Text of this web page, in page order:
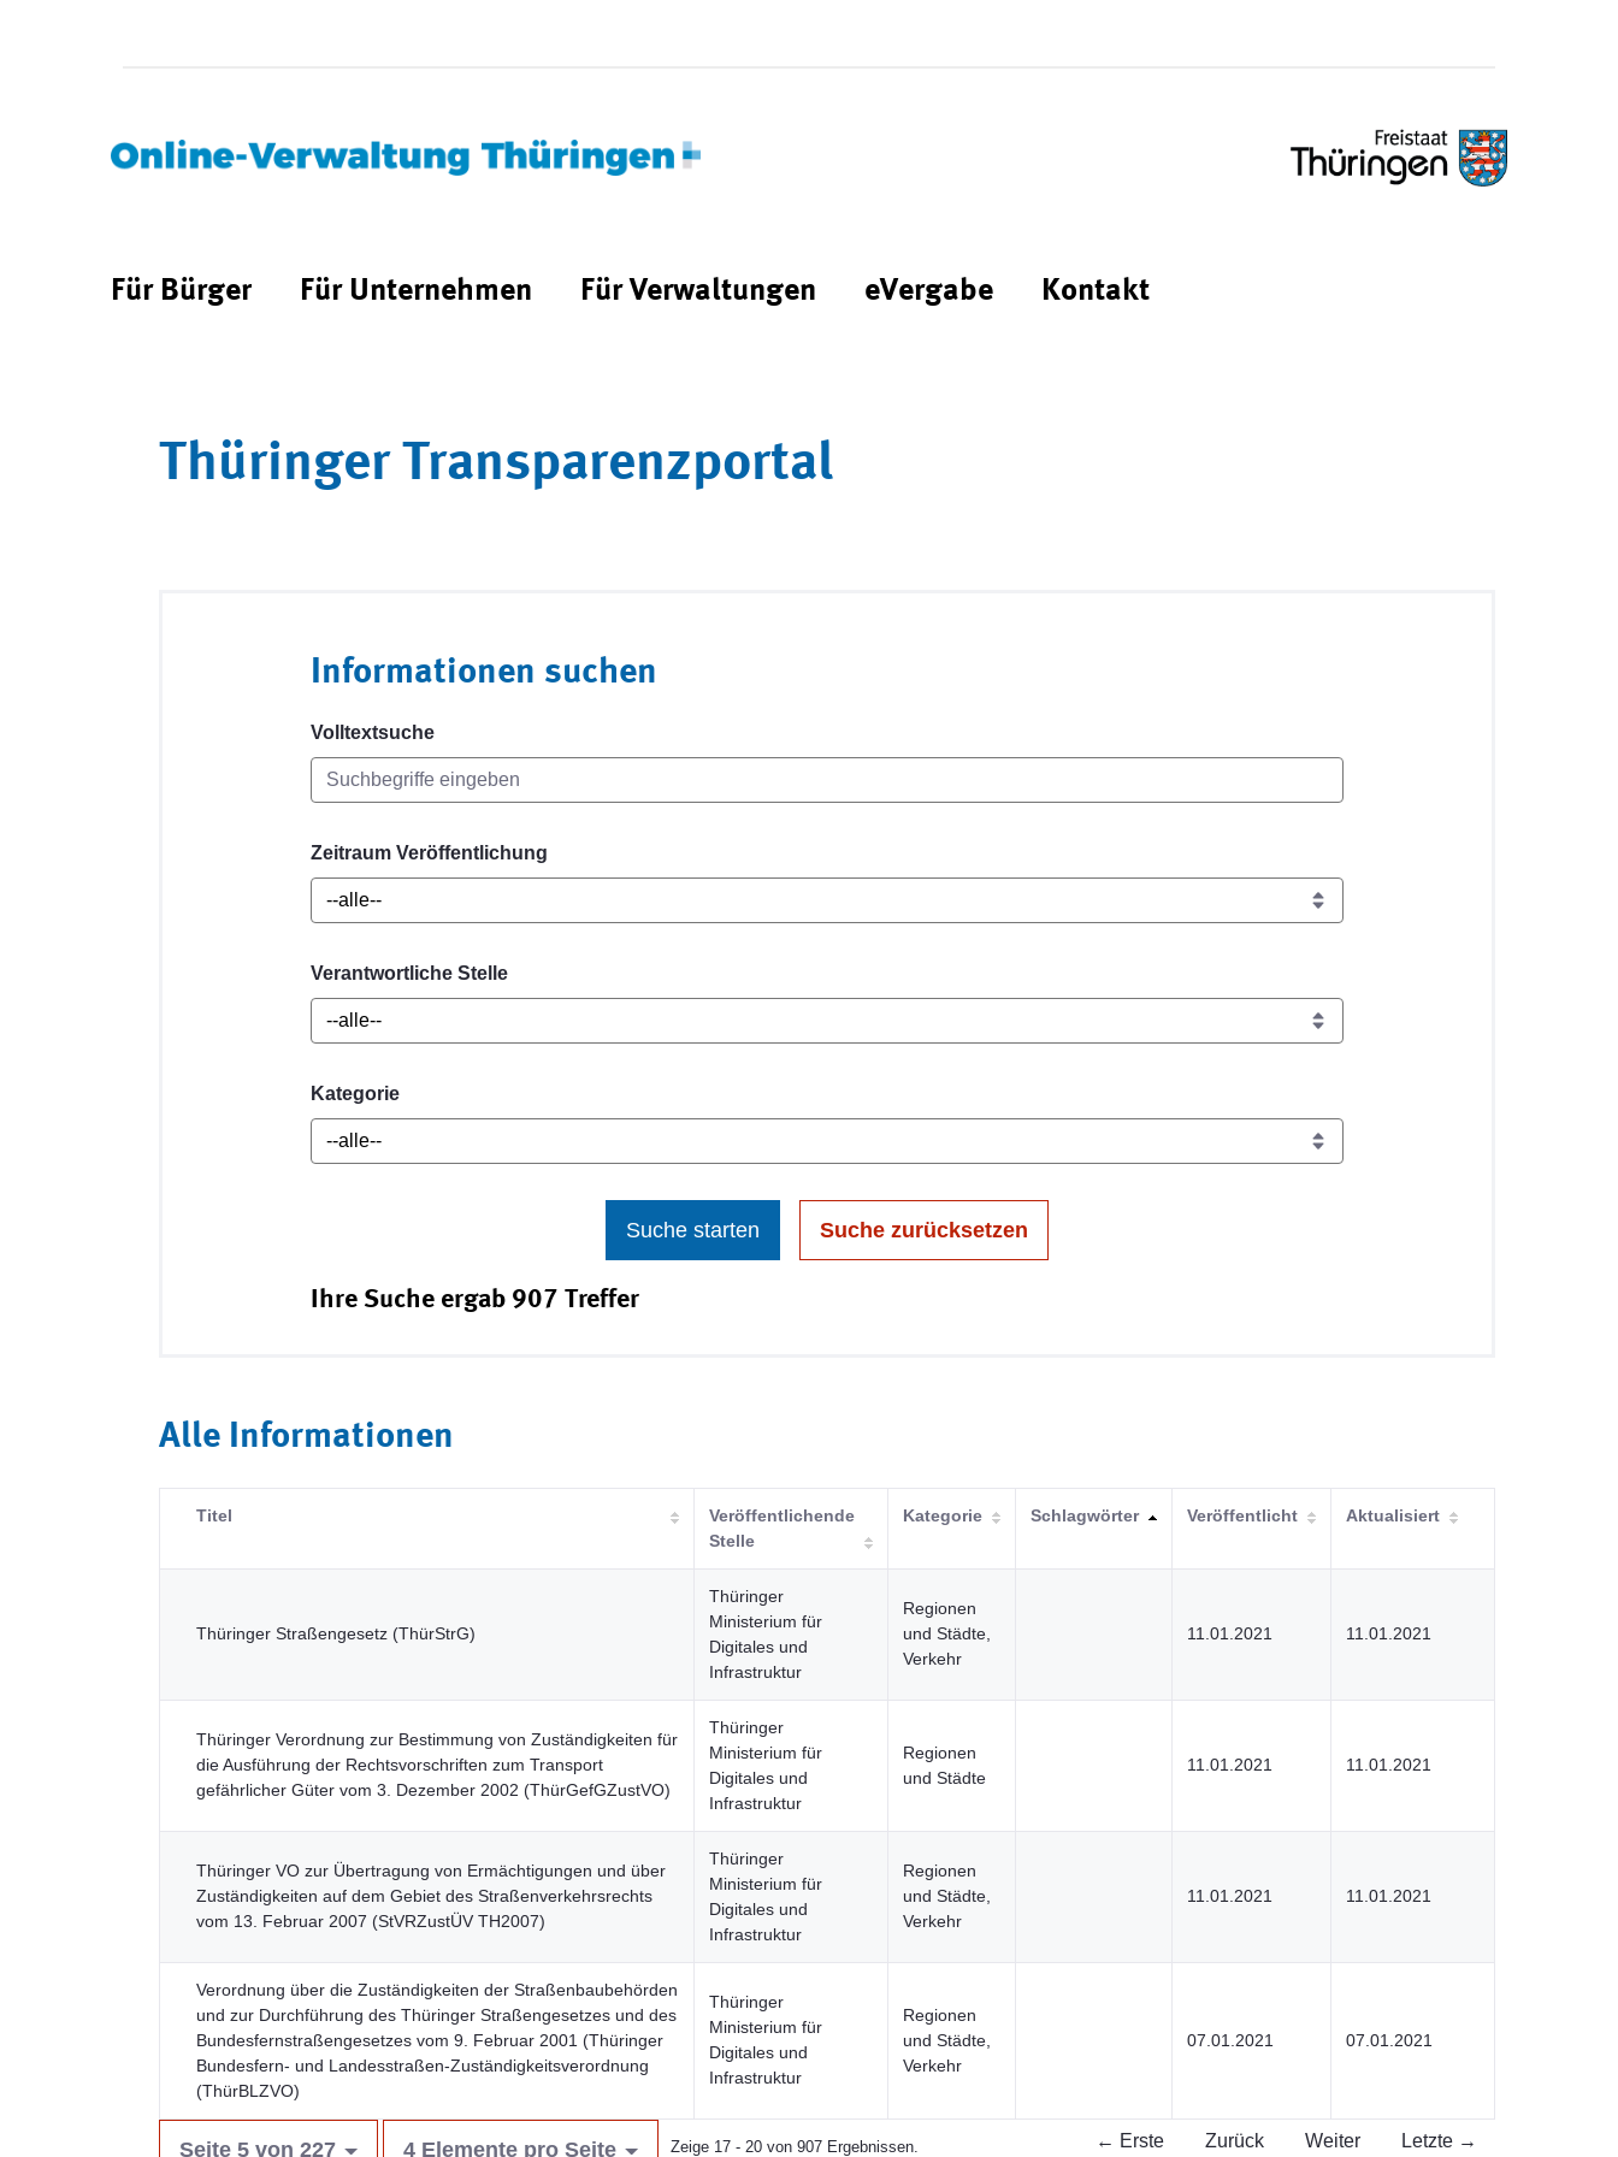
Für Bürger Für Unternehmen Für Verwaltungen eVergabe Kontakt
Thüringer Transparenzportal
Informationen suchen
Volltextsuche
Zeitraum Veröffentlichung
Verantwortliche Stelle
Kategorie
Suche starten Suche zurücksetzen
Ihre Suche ergab 907 Treffer
Alle Informationen
Titel
Veröffentlichende
Stelle
Kategorie Schlagwörter Veröffentlicht Aktualisiert
Thüringer Straßengesetz (ThürStrG)
Thüringer
Ministerium für
Digitales und
Infrastruktur
Regionen
und Städte,
Verkehr
11.01.2021 11.01.2021
Thüringer Verordnung zur Bestimmung von Zuständigkeiten für
die Ausführung der Rechtsvorschriften zum Transport
gefährlicher Güter vom 3. Dezember 2002 (ThürGefGZustVO)
Thüringer
Ministerium für
Digitales und
Infrastruktur
Regionen
und Städte
11.01.2021 11.01.2021
Thüringer VO zur Übertragung von Ermächtigungen und über
Zuständigkeiten auf dem Gebiet des Straßenverkehrsrechts
vom 13. Februar 2007 (StVRZustÜV TH2007)
Thüringer
Ministerium für
Digitales und
Infrastruktur
Regionen
und Städte,
Verkehr
11.01.2021 11.01.2021
Verordnung über die Zuständigkeiten der Straßenbaubehörden
und zur Durchführung des Thüringer Straßengesetzes und des
Bundesfernstraßengesetzes vom 9. Februar 2001 (Thüringer
Bundesfern- und Landesstraßen-Zuständigkeitsverordnung
(ThürBLZVO)
Thüringer
Ministerium für
Digitales und
Infrastruktur
Regionen
und Städte,
Verkehr
07.01.2021 07.01.2021
Seite 5 von 227 4 Elemente pro Seite Zeige 17 - 20 von 907 Ergebnissen. ← Erste Zurück Weiter Letzte →